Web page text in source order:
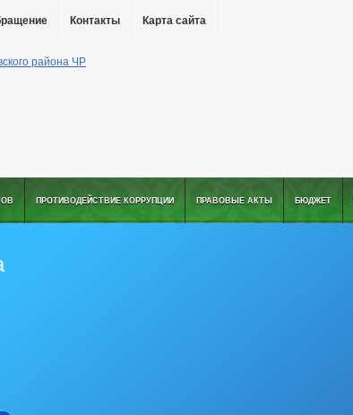
Контакты Карта сайта
ПРОТИВОДЕЙСТВИЕ КОРРУПЦИИ ПРАВОВЫЕ АКТЫ БЮДЖЕТ